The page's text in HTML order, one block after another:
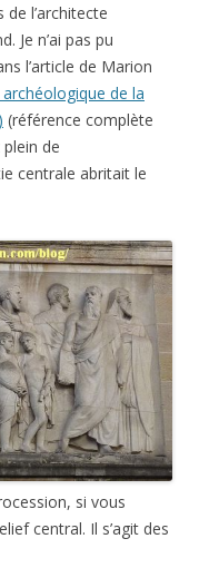
l’architecte
. Je n’ai pas pu
l’article de Marion
de la
(référence complète
de
centrale abritait le
si vous
central. Il s’agit des